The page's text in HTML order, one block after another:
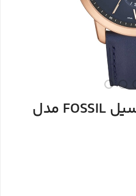
ساعت مچی مردانه فسیل FOSSIL مدل